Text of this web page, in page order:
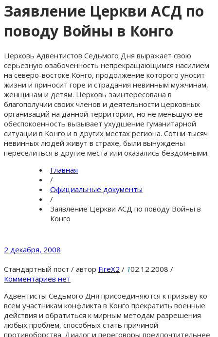
Заявление Церкви АСД по
поводу Войны в Конго
Церковь Адвентистов Седьмого Дня выражает свою
серьезную озабоченность непрекращающимся насилием
на северо-востоке Конго, продолжение которого уносит
жизни и приносит горе и страдания невинным мужчинам,
женщинам и детям. Церковь заинтересована в
благополучии своих членов и деятельности церковных
организаций на данной территории, но не меньшую ее
обеспокоенность вызывает ухудшение гуманитарной
ситуации в Конго и в других местах региона. Сотни тысяч
невинных людей живут в страхе, были вынуждены
переселиться в другие места или оказались бездомными.
Главная
/
Официальные документы
/
Заявление Церкви АСД по поводу Войны в
Конго
2 декабря, 2008
Стандартный пост / автор FireX2 / 102.12.2008 /
Комментариев нет
Адвентисты Седьмого Дня присоединяются к призыву ко
всем участникам конфликта в Конго прекратить военные
действия и обратиться к мирным методам разрешения
любых проблем, способных стать причиной
противоборства. Диалог и переговоры предпочтительнее